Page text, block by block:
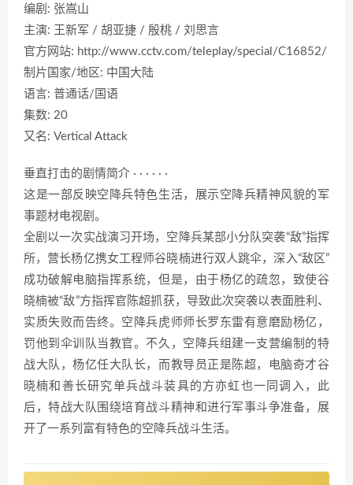
编剧: 张嵩山
主演: 王新军 / 胡亚捷 / 殷桃 / 刘思言
官方网站: http://www.cctv.com/teleplay/special/C16852/
制片国家/地区: 中国大陆
语言: 普通话/国语
集数: 20
又名: Vertical Attack
垂直打击的剧情简介 · · · · · ·
这是一部反映空降兵特色生活，展示空降兵精神风貌的军
事题材电视剧。
全剧以一次实战演习开场，空降兵某部小分队突袭“敌”指挥
所，营长杨亿携女工程师谷晓楠进行双人跳伞，深入“敌区”
成功破解电脑指挥系统，但是，由于杨亿的疏忽，致使谷
晓楠被“敌”方指挥官陈超抓获，导致此次突袭以表面胜利、
实质失败而告终。空降兵虎师师长罗东雷有意磨励杨亿，
罚他到伞训队当教官。不久，空降兵组建一支营编制的特
战大队，杨亿任大队长，而教导员正是陈超，电脑奇才谷
晓楠和善长研究单兵战斗装具的方亦虹也一同调入，此
后，特战大队围绕培育战斗精神和进行军事斗争准备，展
开了一系列富有特色的空降兵战斗生活。